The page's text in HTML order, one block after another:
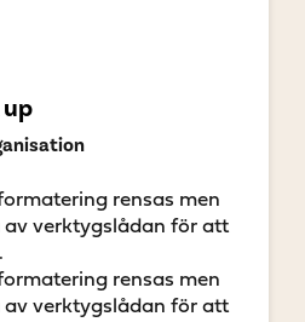
rensas men
av verktygslådan för att
rensas men
av verktygslådan för att